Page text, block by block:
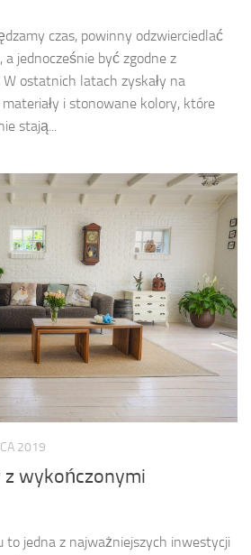
czas, powinny odzwierciedlać
jednocześnie być zgodne z
ostatnich latach zyskały na
i stonowane kolory, które
stają...
2019
wykończonymi
to jedna z najważniejszych inwestycji